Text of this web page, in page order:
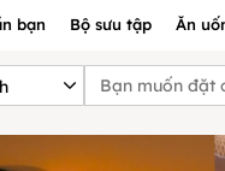
bạn Bộ sưu tập Ăn